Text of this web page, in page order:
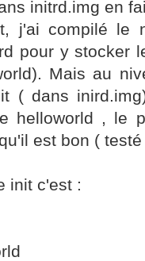
initrd.img en
j'ai compilé le
pour y stocker
Mais au
( dans
helloworld , le
est bon (
init c'est :